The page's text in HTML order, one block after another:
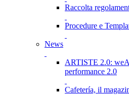
Raccolta
Procedure e
News
ARTISTE 2.0:
performance 2.0
Cafetería, il